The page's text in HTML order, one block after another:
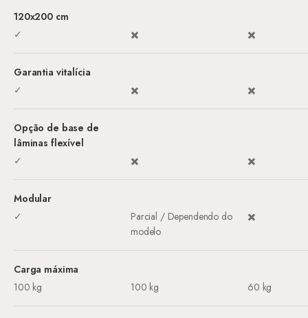
120x200 cm
✓
✖️ ✖️
Garantia vitalícia
✓
✖️ ✖️
Opção de base de
lâminas flexível
✓
✖️ ✖️
Modular
✓
Parcial / Dependendo do
modelo
✖️
Carga máxima
100 kg
100 kg 60 kg